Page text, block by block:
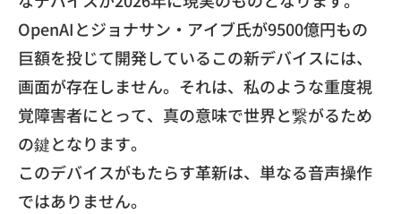
​OpenAIとジョナサン・ アイブ氏が9500億円もの
巨額を投じて開発しているこの新デバイスには、
画面が存在しません。それは、 私のような重度視
覚障害者にとって、 真の意味で世界と繋がるため
の鍵となります。
​このデバイスがもたらす革新は、 単なる音声操作
ではありません。